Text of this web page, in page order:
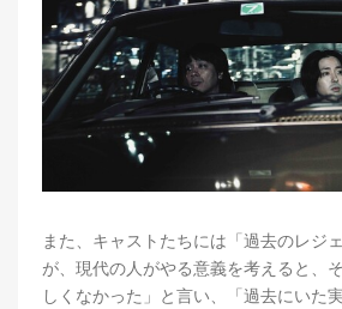
また、キャストたちには「過去のレジ
が、現代の人がやる意義を考えると、
しくなかった」と言い、「過去にいた